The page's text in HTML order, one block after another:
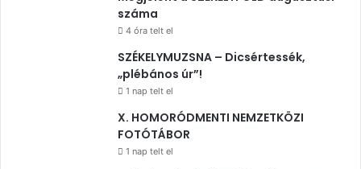
száma
4 óra telt el
SZÉKELYMUZSNA – Dicsértessék,
„plébános úr”!
1 nap telt el
X. HOMORÓDMENTI NEMZETKÖZI
FOTÓTÁBOR
1 nap telt el